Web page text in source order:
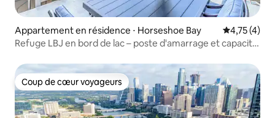
Appartement en résidence ⋅ Horseshoe Bay Évaluation
4,75 (4)
Refuge LBJ en bord de lac – poste d'amarrage et capacité
Coup de cœur voyageurs
Coup de cœur voyageurs